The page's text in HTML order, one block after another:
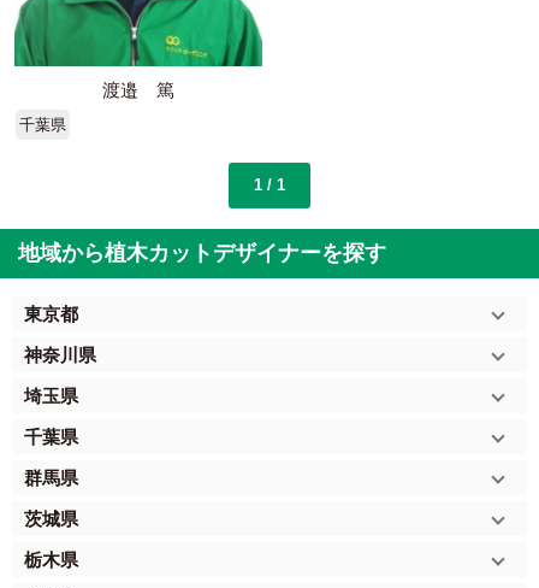
渡邉 篤
千葉県
1 / 1
地域から植木カットデザイナーを探す
東京都
神奈川県
埼玉県
千葉県
群馬県
茨城県
栃木県